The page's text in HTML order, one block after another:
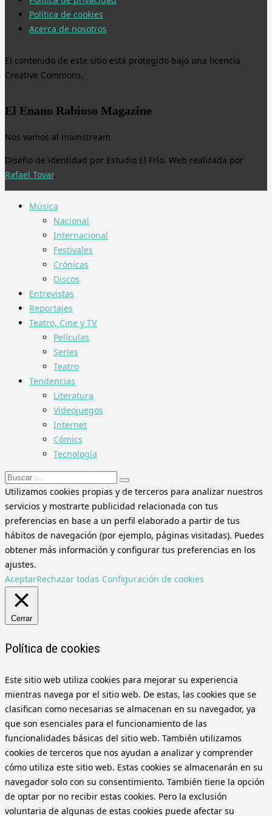
Política de cookies
Acerca de nosotros
El contenido de este sitio está protegido bajo una licencia
Creative Commons.
El Enano Rabioso Magazine
Nos vamos al mainstream
Diseño de identidad por Estudio El Frío. Web realizada por
Rafael Tovar.
Música
Nacional
Internacional
Festivales
Crónicas
Discos
Entrevistas
Reportajes
Teatro, Cine y TV
Películas
Series
Teatro
Tendencias
Literatura
Videojuegos
Internet
Cómics
Tecnología
Buscar:
Utilizamos cookies propias y de terceros para analizar nuestros
servicios y mostrarte publicidad relacionada con tus
preferencias en base a un perfil elaborado a partir de tus
hábitos de navegación (por ejemplo, páginas visitadas). Puedes
obtener más información y configurar tus preferencias en los
ajustes.
AceptarRechazar todas Configuración de cookies
Cerrar
Política de cookies
Este sitio web utiliza cookies para mejorar su experiencia
mientras navega por el sitio web. De estas, las cookies que se
clasifican como necesarias se almacenan en su navegador, ya
que son esenciales para el funcionamiento de las
funcionalidades básicas del sitio web. También utilizamos
cookies de terceros que nos ayudan a analizar y comprender
cómo utiliza este sitio web. Estas cookies se almacenarán en su
navegador solo con su consentimiento. También tiene la opción
de optar por no recibir estas cookies. Pero la exclusión
voluntaria de algunas de estas cookies puede afectar su